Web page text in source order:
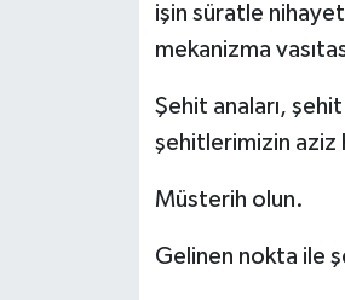
işin süratle
mekanizma
Şehit anaları,
şehitlerimizin aziz
Müsterih olun.
Gelinen nokta ile